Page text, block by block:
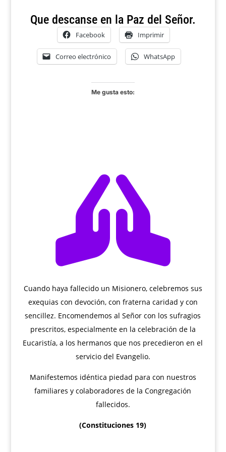
Que descanse en la Paz del Señor.
Facebook Imprimir
Correo electrónico WhatsApp
Me gusta esto:

Cuando haya fallecido un Misionero, celebremos sus
exequias con devoción, con fraterna caridad y con
sencillez. Encomendemos al Señor con los sufragios
prescritos, especialmente en la celebración de la
Eucaristía, a los hermanos que nos precedieron en el
servicio del Evangelio.
Manifestemos idéntica piedad para con nuestros
familiares y colaboradores de la Congregación
fallecidos.
(Constituciones 19)